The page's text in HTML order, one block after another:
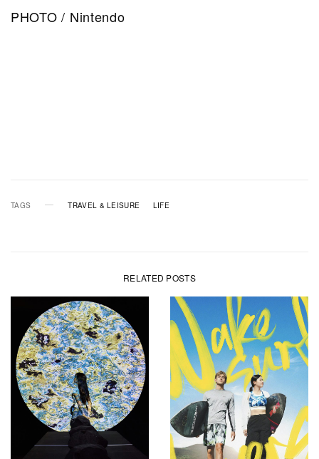
PHOTO / Nintendo
TAGS TRAVEL & LEISURE LIFE
RELATED POSTS